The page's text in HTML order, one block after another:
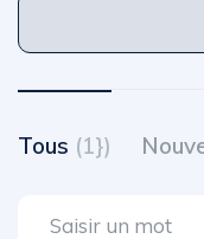
Tous (1})